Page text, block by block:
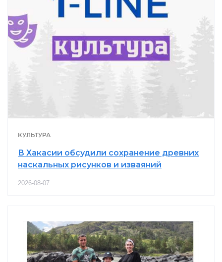
КУЛЬТУРА
В Хакасии обсудили сохранение древних
наскальных рисунков и изваяний
2026-08-07